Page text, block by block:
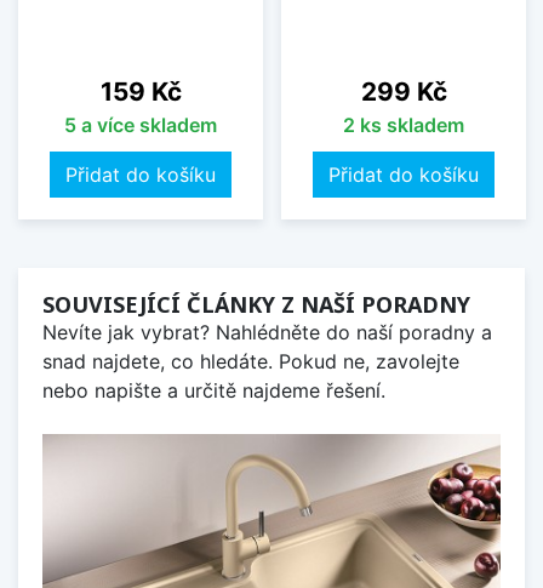
Cena
159 Kč
5 a více skladem
Přidat do košíku
Cena
299 Kč
2 ks skladem
Přidat do košíku
SOUVISEJÍCÍ ČLÁNKY Z NAŠÍ PORADNY
Nevíte jak vybrat? Nahlédněte do naší poradny a
snad najdete, co hledáte. Pokud ne, zavolejte
nebo napište a určitě najdeme řešení.